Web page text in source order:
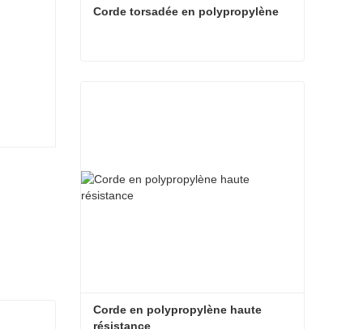
Corde torsadée en polypropylène
Corde en polypropylène haute
résistance